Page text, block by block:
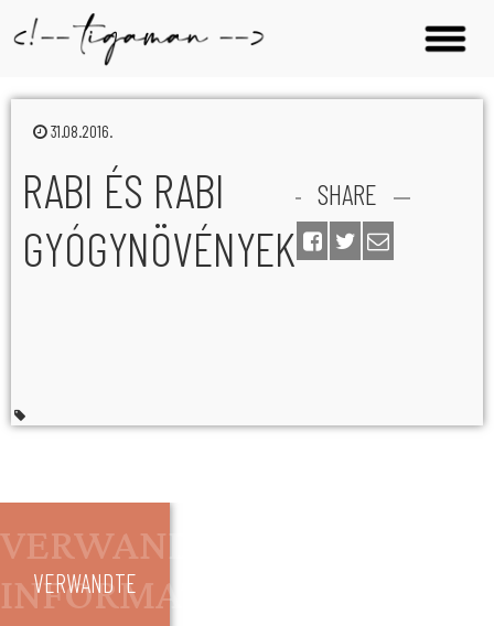
31.08.2016.
SHARE
RABI ÉS RABI
GYÓGYNÖVÉNYEK
VERWANDTE